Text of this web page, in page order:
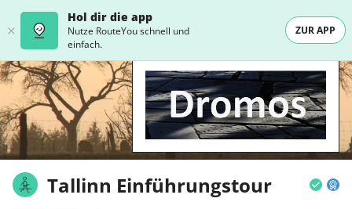
Hol dir die app
Nutze RouteYou schnell und
einfach.
ZUR APP
Tallinn Einführungstour